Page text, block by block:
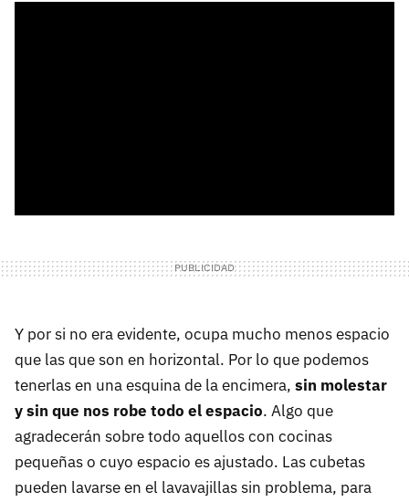
Y por si no era evidente, ocupa mucho menos espacio
que las que son en horizontal. Por lo que podemos
tenerlas en una esquina de la encimera, sin molestar
y sin que nos robe todo el espacio. Algo que
agradecerán sobre todo aquellos con cocinas
pequeñas o cuyo espacio es ajustado. Las cubetas
pueden lavarse en el lavavajillas sin problema, para